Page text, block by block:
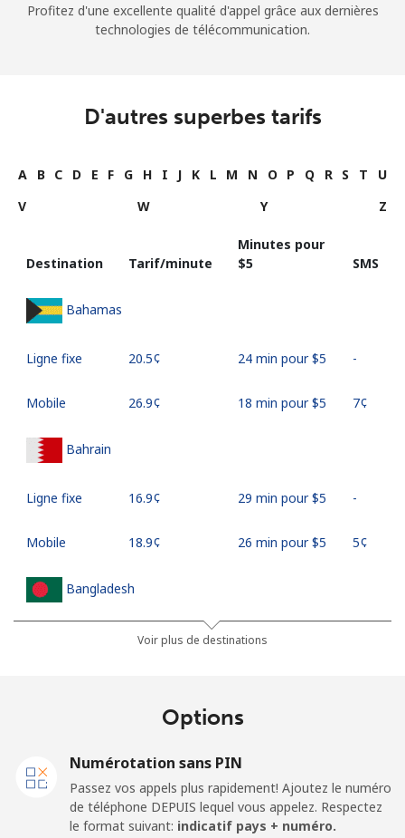
Profitez d'une excellente qualité d'appel grâce aux dernières
technologies de télécommunication.
D'autres superbes tarifs
A B C D E F G H I J K L M N O P Q R S T
U
V
W Y Z
Destination Tarif/minute
Minutes pour
⁦$5⁩
SMS
Bahamas
Ligne fixe ⁦20.5¢⁩ 24 min pour ⁦$5⁩ -
Mobile ⁦26.9¢⁩ 18 min pour ⁦$5⁩ ⁦7¢⁩
Bahrain
Ligne fixe ⁦16.9¢⁩ 29 min pour ⁦$5⁩ -
Mobile ⁦18.9¢⁩ 26 min pour ⁦$5⁩ ⁦5¢⁩
Bangladesh
⁦3.5¢⁩
142 min pour
⁦$5⁩
Barbados
Ligne fixe ⁦28.5¢⁩ 17 min pour ⁦$5⁩ -
Voir plus de destinations
Options
Numérotation sans PIN
Passez vos appels plus rapidement! Ajoutez le numéro
de téléphone DEPUIS lequel vous appelez. Respectez
le format suivant: indicatif pays + numéro.